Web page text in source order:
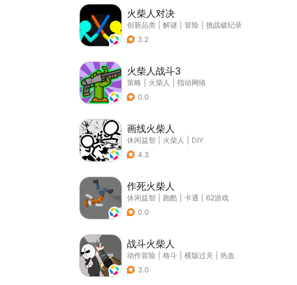
火柴人对决
创新品类 解谜 冒险
挑战破纪录
3.2
火柴人战斗3
策略 火柴人
指动网络
0.0
画线火柴人
休闲益智 火柴人
DIY
4.3
作死火柴人
休闲益智 跑酷 卡通
62游戏
0.0
战斗火柴人
动作冒险 格斗 横版过关
热血
3.0